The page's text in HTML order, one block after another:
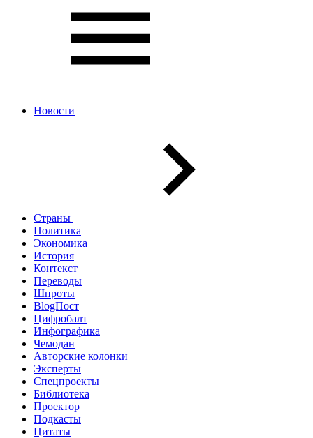
Новости
Страны
Политика
Экономика
История
Контекст
Переводы
Шпроты
BlogПост
Цифробалт
Инфографика
Чемодан
Авторские колонки
Эксперты
Спецпроекты
Библиотека
Проектор
Подкасты
Цитаты